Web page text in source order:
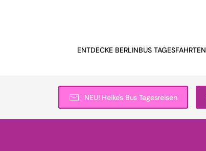
ENTDECKE BERLINBUS TAGESFAHRTEN
NEU! Heike's Bus Tagesreisen